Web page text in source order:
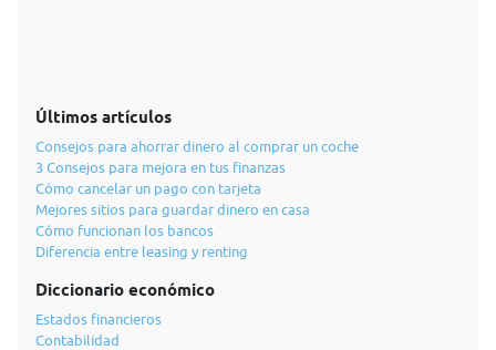
Últimos artículos
Consejos para ahorrar dinero al comprar un coche
3 Consejos para mejora en tus finanzas
Cómo cancelar un pago con tarjeta
Mejores sitios para guardar dinero en casa
Cómo funcionan los bancos
Diferencia entre leasing y renting
Diccionario económico
Estados financieros
Contabilidad